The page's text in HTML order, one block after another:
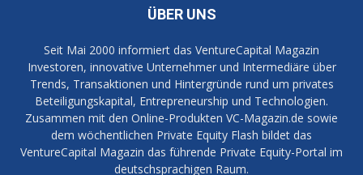
ÜBER UNS
Seit Mai 2000 informiert das VentureCapital Magazin
Investoren, innovative Unternehmer und Intermediäre über
Trends, Transaktionen und Hintergründe rund um privates
Beteiligungskapital, Entrepreneurship und Technologien.
Zusammen mit den Online-Produkten VC-Magazin.de sowie
dem wöchentlichen Private Equity Flash bildet das
VentureCapital Magazin das führende Private Equity-Portal im
deutschsprachigen Raum.